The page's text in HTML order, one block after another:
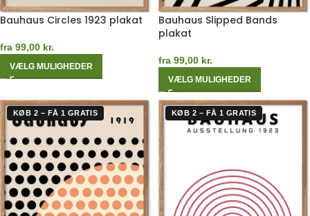
Bauhaus Circles 1923 plakat
fra 99,00 kr.
VÆLG MULIGHEDER
Bauhaus Slipped Bands
plakat
fra 99,00 kr.
VÆLG MULIGHEDER
KØB 2 – FÅ 1 GRATIS KØB 2 – FÅ 1 GRATIS